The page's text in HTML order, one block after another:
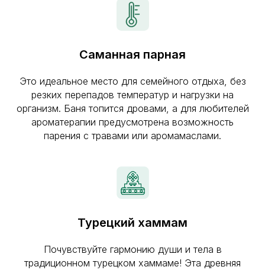
Саманная парная
Это идеальное место для семейного отдыха, без
резких перепадов температур и нагрузки на
организм. Баня топится дровами, а для любителей
ароматерапии предусмотрена возможность
парения с травами или аромамаслами.
Турецкий хаммам
Почувствуйте гармонию души и тела в
традиционном турецком хаммаме! Эта древняя